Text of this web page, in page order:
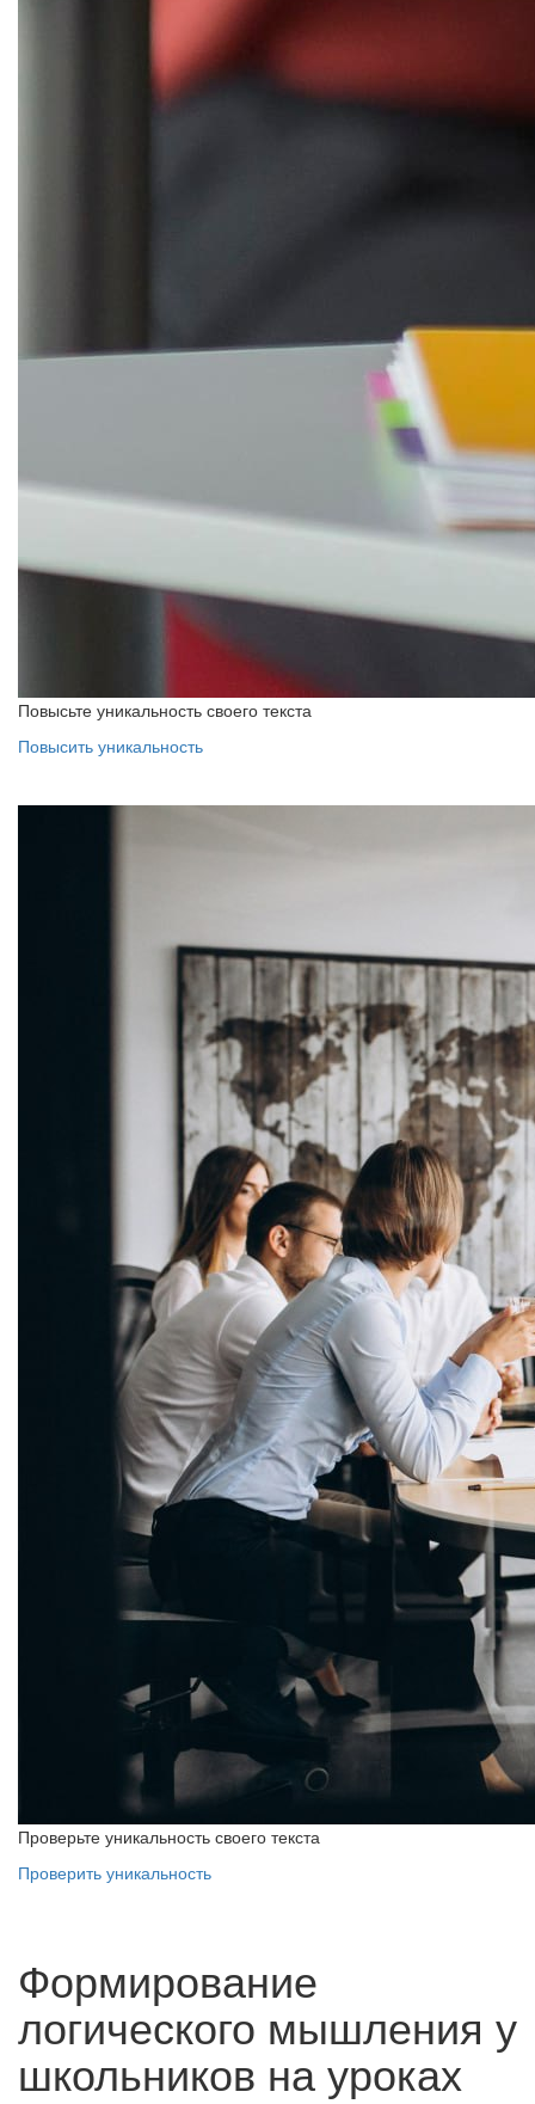
Повысьте уникальность своего текста
Повысить уникальность
Проверьте уникальность своего текста
Проверить уникальность
Формирование
логического мышления у
школьников на уроках